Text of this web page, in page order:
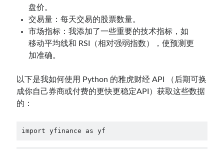
盘价。
交易量：每天交易的股票数量。
市场指标：我添加了一些重要的技术指标，如
移动平均线和 RSI（相对强弱指数），使预测更
加准确。
以下是我如何使用 Python 的雅虎财经 API （后期可换
成你自己券商或付费的更快更稳定API）获取这些数据
的：
import yfinance as yf